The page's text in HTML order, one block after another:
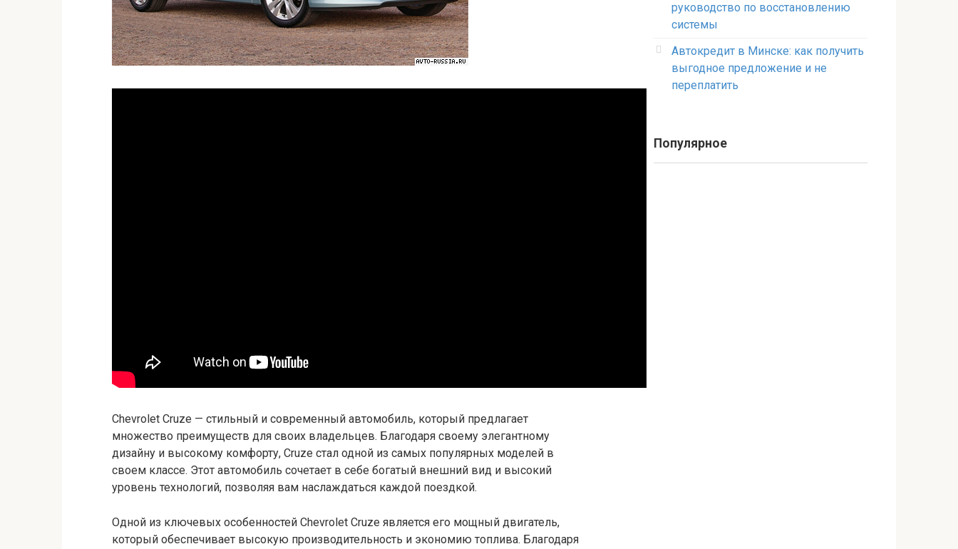
Chevrolet Cruze — стильный и современный автомобиль, который предлагает
множество преимуществ для своих владельцев. Благодаря своему элегантному
дизайну и высокому комфорту, Cruze стал одной из самых популярных моделей в
своем классе. Этот автомобиль сочетает в себе богатый внешний вид и высокий
уровень технологий, позволяя вам наслаждаться каждой поездкой.
Одной из ключевых особенностей Chevrolet Cruze является его мощный двигатель,
который обеспечивает высокую производительность и экономию топлива. Благодаря
руководство по восстановлению
системы
Автокредит в Минске: как получить
выгодное предложение и не
переплатить
Популярное